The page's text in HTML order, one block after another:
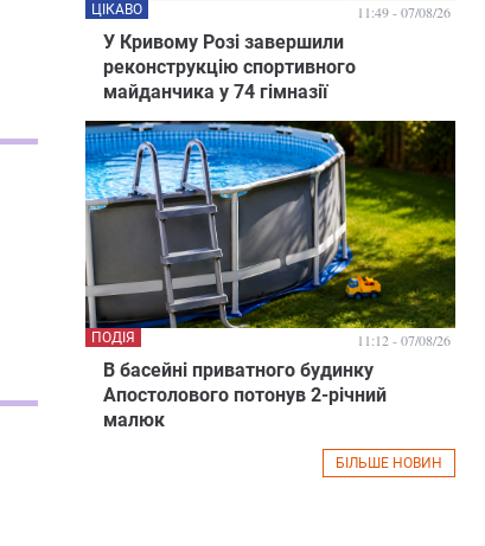
У Кривому Розі завершили
реконструкцію спортивного
майданчика у 74 гімназії
ЦІКАВО 11:49 - 07/08/26
В басейні приватного будинку
Апостолового потонув 2-річний
малюк
ПОДІЯ 11:12 - 07/08/26
БІЛЬШЕ НОВИН